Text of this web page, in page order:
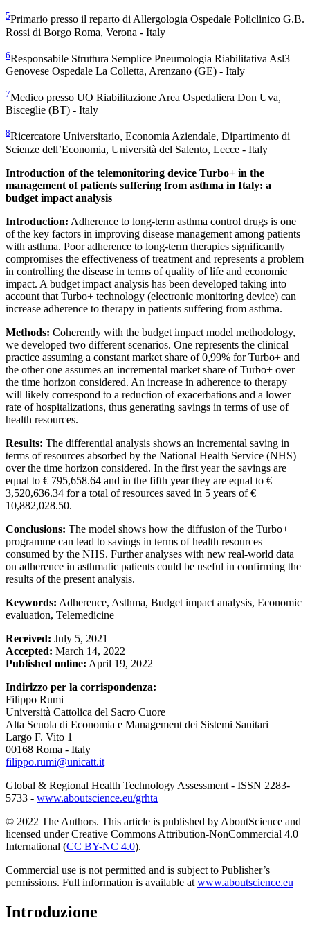
5Primario presso il reparto di Allergologia Ospedale Policlinico G.B.
Rossi di Borgo Roma, Verona - Italy
6Responsabile Struttura Semplice Pneumologia Riabilitativa Asl3
Genovese Ospedale La Colletta, Arenzano (GE) - Italy
7Medico presso UO Riabilitazione Area Ospedaliera Don Uva,
Bisceglie (BT) - Italy
8Ricercatore Universitario, Economia Aziendale, Dipartimento di
Scienze dell’Economia, Università del Salento, Lecce - Italy
Introduction of the telemonitoring device Turbo+ in the
management of patients suffering from asthma in Italy: a
budget impact analysis
Introduction: Adherence to long-term asthma control drugs is one
of the key factors in improving disease management among patients
with asthma. Poor adherence to long-term therapies significantly
compromises the effectiveness of treatment and represents a problem
in controlling the disease in terms of quality of life and economic
impact. A budget impact analysis has been developed taking into
account that Turbo+ technology (electronic monitoring device) can
increase adherence to therapy in patients suffering from asthma.
Methods: Coherently with the budget impact model methodology,
we developed two different scenarios. One represents the clinical
practice assuming a constant market share of 0,99% for Turbo+ and
the other one assumes an incremental market share of Turbo+ over
the time horizon considered. An increase in adherence to therapy
will likely correspond to a reduction of exacerbations and a lower
rate of hospitalizations, thus generating savings in terms of use of
health resources.
Results: The differential analysis shows an incremental saving in
terms of resources absorbed by the National Health Service (NHS)
over the time horizon considered. In the first year the savings are
equal to € 795,658.64 and in the fifth year they are equal to €
3,520,636.34 for a total of resources saved in 5 years of €
10,882,028.50.
Conclusions: The model shows how the diffusion of the Turbo+
programme can lead to savings in terms of health resources
consumed by the NHS. Further analyses with new real-world data
on adherence in asthmatic patients could be useful in confirming the
results of the present analysis.
Keywords: Adherence, Asthma, Budget impact analysis, Economic
evaluation, Telemedicine
Received: July 5, 2021
Accepted: March 14, 2022
Published online: April 19, 2022
Indirizzo per la corrispondenza:
Filippo Rumi
Università Cattolica del Sacro Cuore
Alta Scuola di Economia e Management dei Sistemi Sanitari
Largo F. Vito 1
00168 Roma - Italy
filippo.rumi@unicatt.it
Global & Regional Health Technology Assessment - ISSN 2283-
5733 - www.aboutscience.eu/grhta
© 2022 The Authors. This article is published by AboutScience and
licensed under Creative Commons Attribution-NonCommercial 4.0
International (CC BY-NC 4.0).
Commercial use is not permitted and is subject to Publisher’s
permissions. Full information is available at www.aboutscience.eu
Introduzione